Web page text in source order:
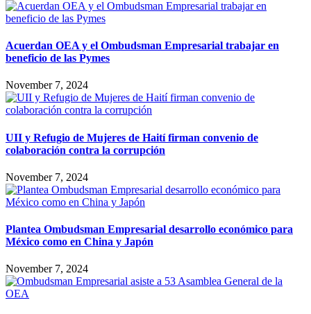
Acuerdan OEA y el Ombudsman Empresarial trabajar en
beneficio de las Pymes
November 7, 2024
UII y Refugio de Mujeres de Haití firman convenio de
colaboración contra la corrupción
November 7, 2024
Plantea Ombudsman Empresarial desarrollo económico para
México como en China y Japón
November 7, 2024